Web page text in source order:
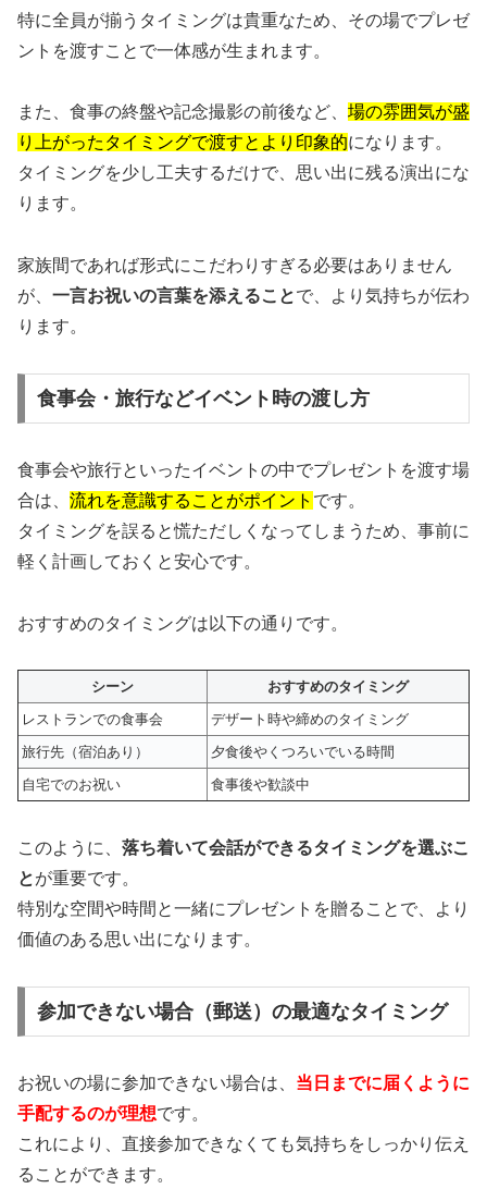
特に全員が揃うタイミングは貴重なため、その場でプレゼ
ントを渡すことで一体感が生まれます。
また、食事の終盤や記念撮影の前後など、 場の雰囲気が盛
り上がったタイミングで渡すとより印象的になります。
タイミングを少し工夫するだけで、思い出に残る演出にな
ります。
家族間であれば形式にこだわりすぎる必要はありません
が、 一言お祝いの言葉を添えることで、より気持ちが伝わ
ります。
食事会・旅行などイベント時の渡し方
食事会や旅行といったイベントの中でプレゼントを渡す場
合は、 流れを意識することがポイント です。
タイミングを誤ると慌ただしくなってしまうため、事前に
軽く計画しておくと安心です。
おすすめのタイミングは以下の通りです。
シーン
おすすめのタイミング
レストランでの食事会
デザート時や締めのタイミング
旅行先（宿泊あり）
夕食後やくつろいでいる時間
自宅でのお祝い
食事後や歓談中
このように、 落ち着いて会話ができるタイミングを選ぶこ
とが重要です。
特別な空間や時間と一緒にプレゼントを贈ることで、より
価値のある思い出になります。
参加できない場合（郵送）の最適なタイミング
お祝いの場に参加できない場合は、 当日までに届くように
手配するのが理想です。
これにより、直接参加できなくても気持ちをしっかり伝え
ることができます。